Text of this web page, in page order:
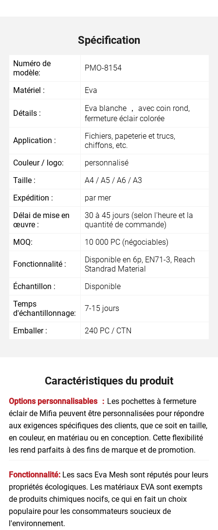
Spécification
Numéro de
modèle:
PMO-8154
Matériel : Eva
Détails :
Eva blanche ， avec coin rond,
fermeture éclair colorée
Application :
Fichiers, papeterie et trucs,
chiffons, etc.
Couleur / logo:
personnalisé
Taille :
A4 / A5 / A6 / A3
Expédition :
par mer
Délai de mise en
œuvre :
30 à 45 jours (selon l'heure et la
quantité de commande)
MOQ:
10 000 PC (négociables)
Fonctionnalité :
Disponible en 6p, EN71-3, Reach
Standrad Material
Échantillon :
Disponible
Temps
d'échantillonnage:
7-15 jours
Emballer : 240 PC / CTN
Caractéristiques du produit
Options personnalisables ： Les pochettes à fermeture
éclair de Mifia peuvent être personnalisées pour répondre
aux exigences spécifiques des clients, que ce soit en taille,
en couleur, en matériau ou en conception. Cette flexibilité
les rend parfaits à des fins de marque et de promotion.
Fonctionnalité: Les sacs Eva Mesh sont réputés pour leurs
propriétés écologiques. Les matériaux EVA sont exempts
de produits chimiques nocifs, ce qui en fait un choix
populaire pour les consommateurs soucieux de
l'environnement.